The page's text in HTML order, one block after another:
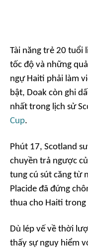
Tài năng trẻ 20 tuổi
tốc độ và những
ngự Haiti phải làm
bật, Doak còn ghi
nhất trong lịch sử
Cup.
Phút 17, Scotland
chuyền trả ngược
tung cú sút căng từ
Placide đã đứng
thua cho Haiti trong
Dù lép vế về thời
thấy sự nguy hiểm